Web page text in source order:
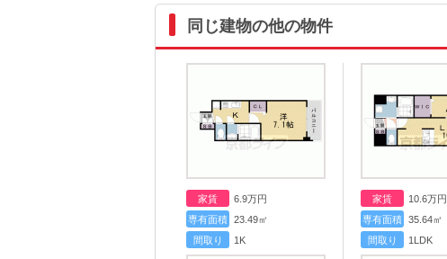
同じ建物の他の物件
家賃 6.9万円
専有面積 23.49㎡
間取り
1K
家賃 10.6万円
専有面積 35.64㎡
間取り
1LDK